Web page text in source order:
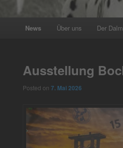
News Über uns Der
Ausstellung
Posted on 7. Mai 2026